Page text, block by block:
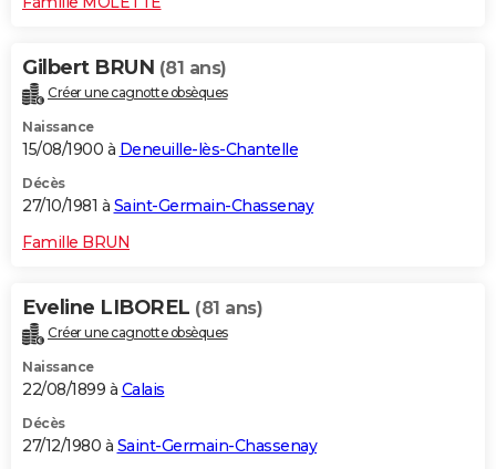
Gilbert BRUN (81 ans)
Créer une cagnotte obsèques
Naissance
15/08/1900 à Deneuille-lès-Chantelle
Décès
27/10/1981 à Saint-Germain-Chassenay
Famille BRUN
Eveline LIBOREL (81 ans)
Créer une cagnotte obsèques
Naissance
22/08/1899 à Calais
Décès
27/12/1980 à Saint-Germain-Chassenay